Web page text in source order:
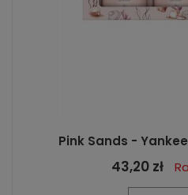
Pink Sands -
43,20 zł